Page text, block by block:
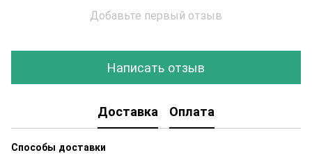
Добавьте первый отзыв
Написать отзыв
Доставка Оплата
Способы доставки